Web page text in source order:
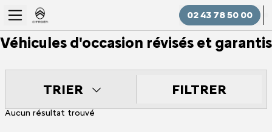
02 43 78 50 00
Véhicules d'occasion révisés et garantis
TRIER FILTRER
Aucun résultat trouvé